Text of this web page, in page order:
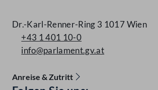
Dr.-Karl-Renner-Ring 3 1017 Wien
+43 1 401 10-0
info@parlament.gv.at
Anreise & Zutritt